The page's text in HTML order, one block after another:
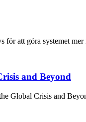
för att göra systemet mer
and Beyond
Crisis and